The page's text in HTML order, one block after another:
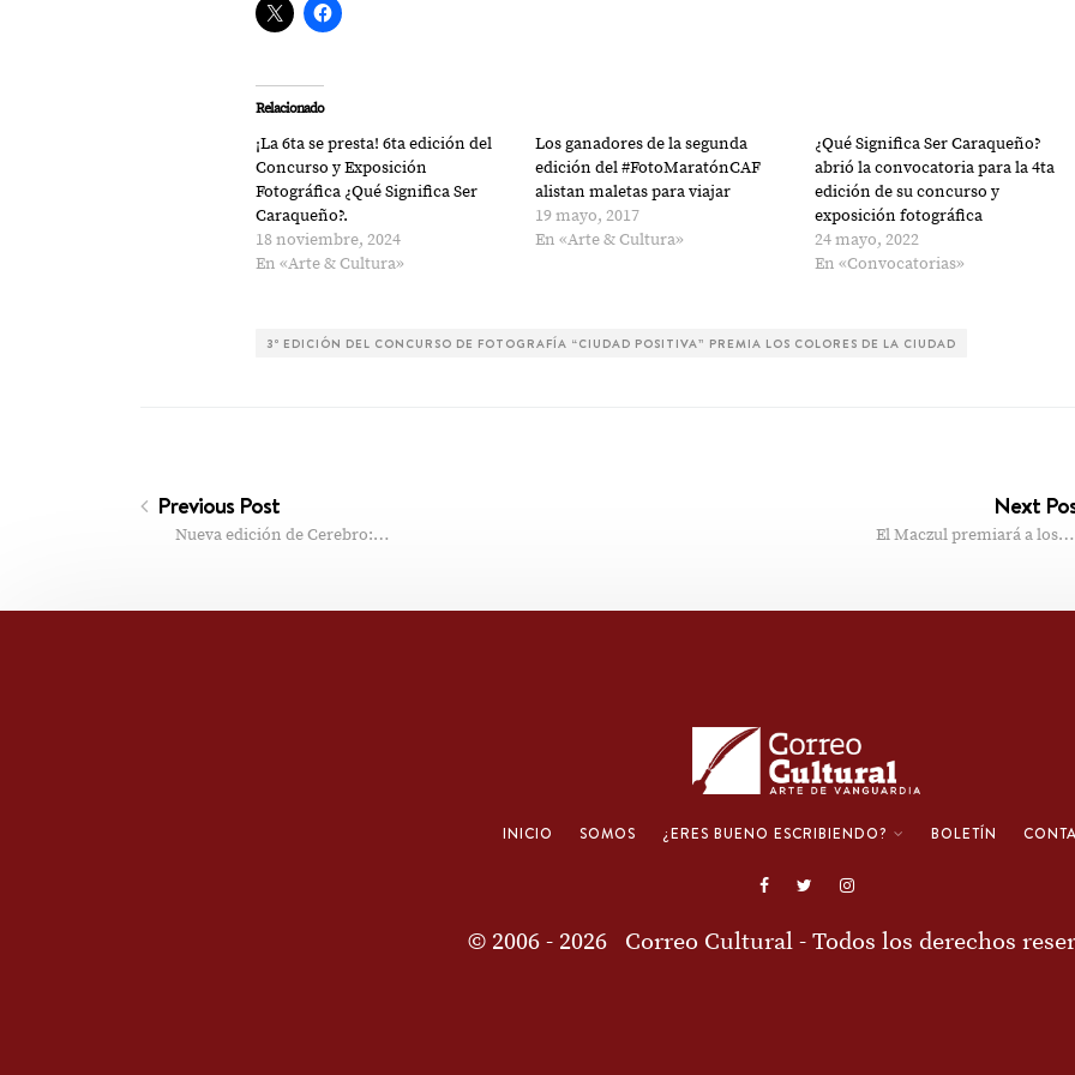
Relacionado
¡La 6ta se presta! 6ta edición del
Concurso y Exposición
Fotográfica ¿Qué Significa Ser
Caraqueño?.
18 noviembre, 2024
En «Arte & Cultura»
Los ganadores de la segunda
edición del #FotoMaratónCAF
alistan maletas para viajar
19 mayo, 2017
En «Arte & Cultura»
¿Qué Significa Ser Caraqueño?
abrió la convocatoria para la 4ta
edición de su concurso y
exposición fotográfica
24 mayo, 2022
En «Convocatorias»
3º EDICIÓN DEL CONCURSO DE FOTOGRAFÍA “CIUDAD POSITIVA” PREMIA LOS COLORES DE LA CIUDAD
Previous Post
Nueva edición de Cerebro:…
Next
El Maczul premiará a los…
INICIO SOMOS ¿ERES BUENO ESCRIBIENDO? BOLETÍN
© 2006 - 2026 Correo Cultural - Todos los derechos